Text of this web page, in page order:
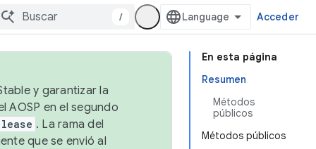
/ Acceder
En esta página
Resumen
Métodos
públicos
Métodos públicos
y garantizar la
AOSP en el segundo
. La rama del
que se envió al